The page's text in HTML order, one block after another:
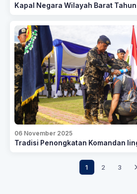
Kapal Negara Wilayah Barat
06 November 2025
Tradisi Penongkatan Komandan
1 2 3